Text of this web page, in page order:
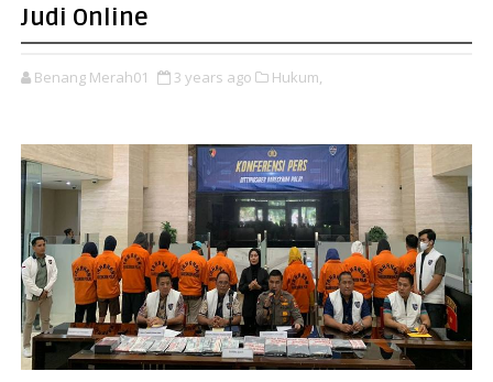
Judi Online
Benang Merah01 3 years ago Hukum,